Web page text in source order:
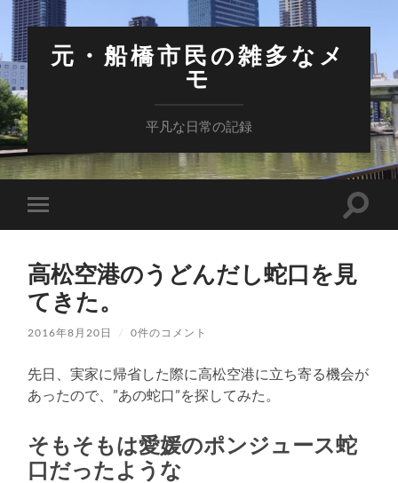
元・船橋市民の雑多なメ
モ
平凡な日常の記録
モ
バ
ル
メ
ニ
ュ
ー
を
替
る
検
ル
え
る
高松空港のうどんだし蛇口を見
てきた。
2016年8月20日 / 0件のコメント
先日、実家に帰省した際に高松空港に立ち寄る機会が
あったので、”あの蛇口”を探してみた。
そもそもは愛媛のポンジュース蛇
口だったような